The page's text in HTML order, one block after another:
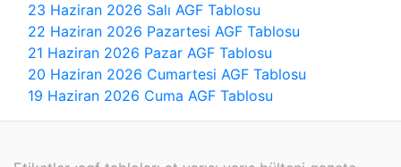
23 Haziran 2026 Salı AGF Tablosu
22 Haziran 2026 Pazartesi AGF Tablosu
21 Haziran 2026 Pazar AGF Tablosu
20 Haziran 2026 Cumartesi AGF Tablosu
19 Haziran 2026 Cuma AGF Tablosu